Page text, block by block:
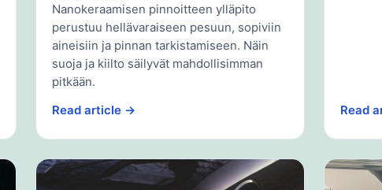
Nanokeraamisen pinnoitteen ylläpito
perustuu hellävaraiseen pesuun, sopiviin
aineisiin ja pinnan tarkistamiseen. Näin
suoja ja kiilto säilyvät mahdollisimman
pitkään.
Read article →
Read